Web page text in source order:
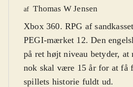
af Thomas W Jensen
Xbox 360. RPG af
PEGI-mærket 12. Den
på ret højt niveau betyder, at
nok skal være 15 år for at få
spillets historie fuldt ud.